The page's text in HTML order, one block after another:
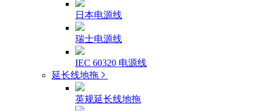
日本电源线
瑞士电源线
IEC 60320 电源线
延长线地拖
英规延长线地拖